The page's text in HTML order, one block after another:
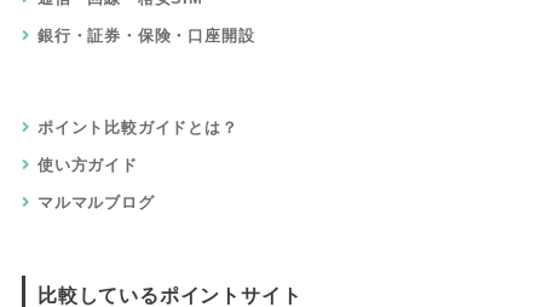
銀行・証券・保険・口座開設
ポイント比較ガイドとは？
使い方ガイド
マルマルブログ
比較しているポイントサイト